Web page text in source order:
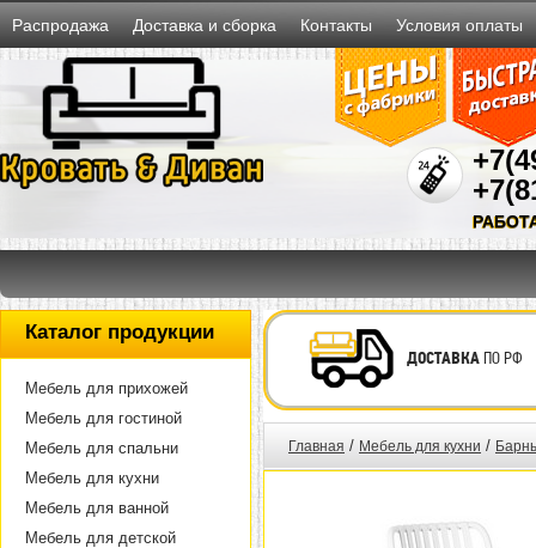
Распродажа Доставка и сборка Контакты Условия оплаты
Каталог продукции
Мебель для прихожей
Мебель для гостиной
Мебель для спальни
Мебель для кухни
Мебель для ванной
Мебель для детской
ДОСТАВКАПО РФ
Главная / Мебель для кухни /